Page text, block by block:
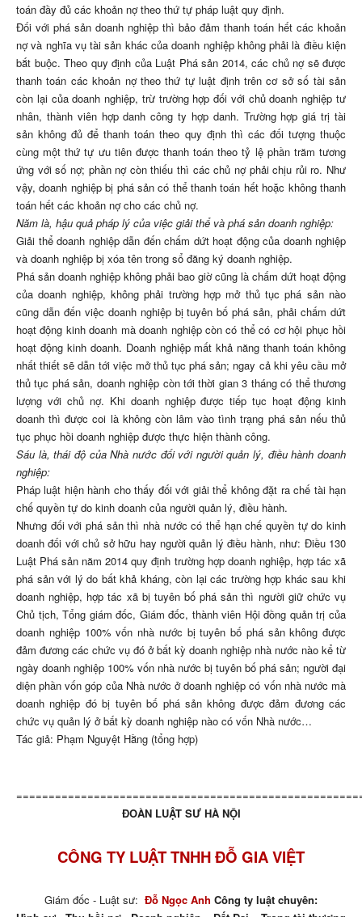
toán đầy đủ các khoản nợ theo thứ tự pháp luật quy định.
Đối với phá sản doanh nghiệp thì bảo đảm thanh toán hết các khoản
nợ và nghĩa vụ tài sản khác của doanh nghiệp không phải là điều kiện
bắt buộc. Theo quy định của Luật Phá sản 2014, các chủ nợ sẽ được
thanh toán các khoản nợ theo thứ tự luật định trên cơ sở số tài sản
còn lại của doanh nghiệp, trừ trường hợp đối với chủ doanh nghiệp tư
nhân, thành viên hợp danh công ty hợp danh. Trường hợp giá trị tài
sản không đủ để thanh toán theo quy định thì các đối tượng thuộc
cùng một thứ tự ưu tiên được thanh toán theo tỷ lệ phần trăm tương
ứng với số nợ; phần nợ còn thiếu thì các chủ nợ phải chịu rủi ro. Như
vậy, doanh nghiệp bị phá sản có thể thanh toán hết hoặc không thanh
toán hết các khoản nợ cho các chủ nợ.
Năm là, hậu quả pháp lý của việc giải thể và phá sản doanh nghiệp:
Giải thể doanh nghiệp dẫn đến chấm dứt hoạt động của doanh nghiệp
và doanh nghiệp bị xóa tên trong sổ đăng ký doanh nghiệp.
Phá sản doanh nghiệp không phải bao giờ cũng là chấm dứt hoạt động
của doanh nghiệp, không phải trường hợp mở thủ tục phá sản nào
cũng dẫn đến việc doanh nghiệp bị tuyên bố phá sản, phải chấm dứt
hoạt động kinh doanh mà doanh nghiệp còn có thể có cơ hội phục hồi
hoạt động kinh doanh. Doanh nghiệp mất khả năng thanh toán không
nhất thiết sẽ dẫn tới việc mở thủ tục phá sản; ngay cả khi yêu cầu mở
thủ tục phá sản, doanh nghiệp còn tới thời gian 3 tháng có thể thương
lượng với chủ nợ. Khi doanh nghiệp được tiếp tục hoạt động kinh
doanh thì được coi là không còn lâm vào tình trạng phá sản nếu thủ
tục phục hồi doanh nghiệp được thực hiện thành công.
Sáu là, thái độ của Nhà nước đối với người quản lý, điều hành doanh
nghiệp:
Pháp luật hiện hành cho thấy đối với giải thể không đặt ra chế tài hạn
chế quyền tự do kinh doanh của người quản lý, điều hành.
Nhưng đối với phá sản thì nhà nước có thể hạn chế quyền tự do kinh
doanh đối với chủ sở hữu hay người quản lý điều hành, như: Điều 130
Luật Phá sản năm 2014 quy định trường hợp doanh nghiệp, hợp tác xã
phá sản với lý do bất khả kháng, còn lại các trường hợp khác sau khi
doanh nghiệp, hợp tác xã bị tuyên bố phá sản thì người giữ chức vụ
Chủ tịch, Tổng giám đốc, Giám đốc, thành viên Hội đồng quản trị của
doanh nghiệp 100% vốn nhà nước bị tuyên bố phá sản không được
đảm đương các chức vụ đó ở bất kỳ doanh nghiệp nhà nước nào kể từ
ngày doanh nghiệp 100% vốn nhà nước bị tuyên bố phá sản; người đại
diện phần vốn góp của Nhà nước ở doanh nghiệp có vốn nhà nước mà
doanh nghiệp đó bị tuyên bố phá sản không được đảm đương các
chức vụ quản lý ở bất kỳ doanh nghiệp nào có vốn Nhà nước…
Tác giả: Phạm Nguyệt Hằng (tổng hợp)
ĐOÀN LUẬT SƯ HÀ NỘI
CÔNG TY LUẬT TNHH ĐỖ GIA VIỆT
Giám đốc - Luật sư: Đỗ Ngọc Anh Công ty luật chuyên: